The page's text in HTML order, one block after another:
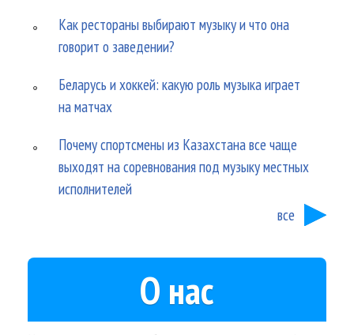
Как рестораны выбирают музыку и что она
говорит о заведении?
Беларусь и хоккей: какую роль музыка играет
на матчах
Почему спортсмены из Казахстана все чаще
выходят на соревнования под музыку местных
исполнителей
все
О нас